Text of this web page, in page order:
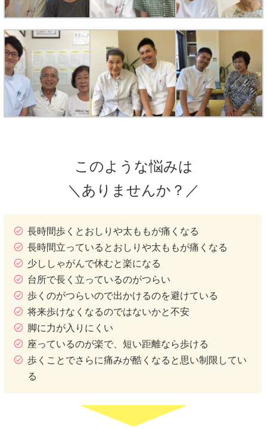
このような悩みは
＼ありませんか？／
長時間歩くとおしりや太ももが痛くなる
長時間立っているとおしりや太ももが痛くなる
少ししゃがんで休むと楽になる
台所で長く立っているのがつらい
歩くのがつらいので出かけるのを避けている
将来歩けなくなるのではないかと不安
脚に力が入りにくい
座っているのが楽で、短い距離なら歩ける
歩くことでさらに痛みが酷くなると思い制限してい
る